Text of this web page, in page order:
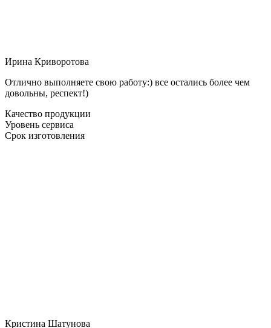
Ирина Криворотова
Отлично выполняете свою работу:) все остались более чем
довольны, респект!)
Качество продукции
Уровень сервиса
Срок изготовления
Кристина Шатунова